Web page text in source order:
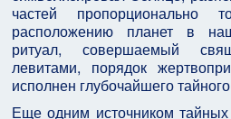
частей пропорционально
расположению планет в
ритуал, совершаемый
левитами, порядок
исполнен глубочайшего
Еще одним источником